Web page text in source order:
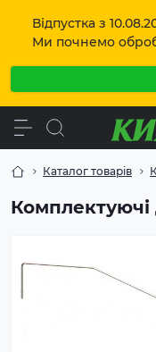
Відпустка з
Ми почнемо
Каталог товарів
Комплектуючі